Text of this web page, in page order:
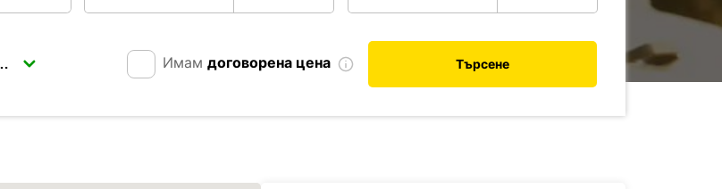
Имам договорена цена Търсене